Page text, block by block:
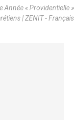
« Providentielle »
| ZENIT - Français